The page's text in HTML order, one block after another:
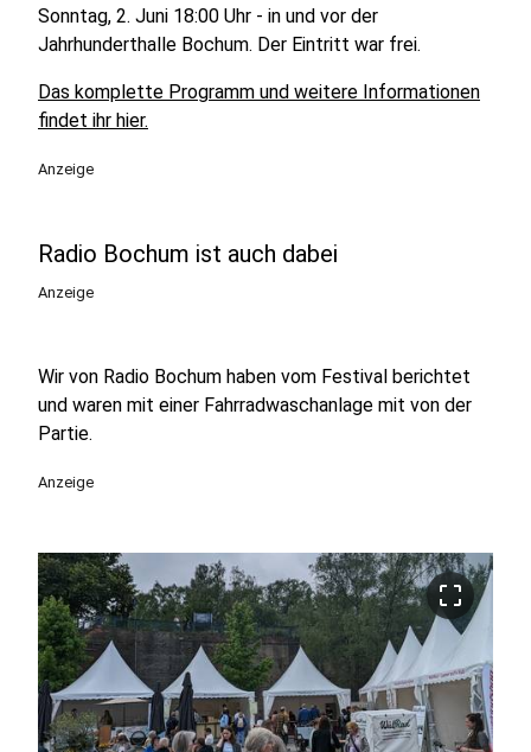
Sonntag, 2. Juni 18:00 Uhr - in und vor der
Jahrhunderthalle Bochum. Der Eintritt war frei.
Das komplette Programm und weitere Informationen
findet ihr hier.
Anzeige
Radio Bochum ist auch dabei
Anzeige
Wir von Radio Bochum haben vom Festival berichtet
und waren mit einer Fahrradwaschanlage mit von der
Partie.
Anzeige
crop_free